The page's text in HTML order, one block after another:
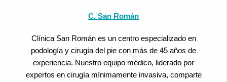
C. San Román
Clínica San Román es un centro especializado en
podología y cirugía del pie con más de 45 años de
experiencia. Nuestro equipo médico, liderado por
expertos en cirugía mínimamente invasiva, comparte